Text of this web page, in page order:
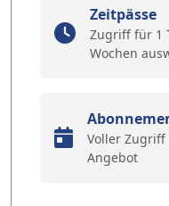
Zeitpässe
Zugriff für 1
Wochen
Voller
Angebot